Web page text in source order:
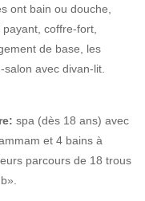
ont bain ou douche,
coffre-fort,
de base, les
avec divan-lit.
spa (dès 18 ans) avec
et 4 bains à
parcours de 18 trous